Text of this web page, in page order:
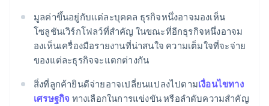
มูลค่าขึ้นอยู่กับแต่ละบุคคล ธุรกิจหนึ่งอาจมองเห็น
โซลูชันเวิร์กโฟลว์ที่สำคัญ ในขณะที่อีกธุรกิจหนึ่งอาจม
องเห็นเครื่องมือรายงานที่น่าสนใจ ความเต็มใจที่จะจ่าย
ของแต่ละธุรกิจจะแตกต่างกัน
สิ่งที่ลูกค้ายินดีจ่ายอาจเปลี่ยนแปลงไปตามเงื่อนไขทาง
เศรษฐกิจ ทางเลือกในการแข่งขัน หรือลำดับความสำคัญ